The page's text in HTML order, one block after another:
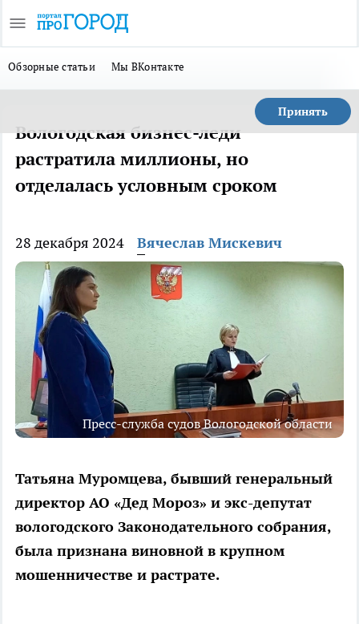
Обзорные статьи Мы ВКонтакте
Принять
Вологодская бизнес-леди
растратила миллионы, но
отделалась условным сроком
28 декабря 2024 Вячеслав Мискевич
Пресс-служба судов Вологодской области
Татьяна Муромцева, бывший генеральный
директор АО «Дед Мороз» и экс-депутат
вологодского Законодательного собрания,
была признана виновной в крупном
мошенничестве и растрате.